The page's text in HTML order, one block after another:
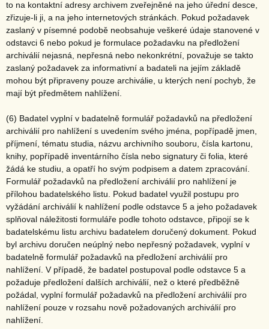
to na kontaktní adresy archivem zveřejněné na jeho úřední desce,
zřizuje-li ji, a na jeho internetových stránkách. Pokud požadavek
zaslaný v písemné podobě neobsahuje veškeré údaje stanovené v
odstavci 6 nebo pokud je formulace požadavku na předložení
archiválií nejasná, nepřesná nebo nekonkrétní, považuje se takto
zaslaný požadavek za informativní a badateli na jejím základě
mohou být připraveny pouze archiválie, u kterých není pochyb, že
mají být předmětem nahlížení.
(6) Badatel vyplní v badatelně formulář požadavků na předložení
archiválií pro nahlížení s uvedením svého jména, popřípadě jmen,
příjmení, tématu studia, názvu archivního souboru, čísla kartonu,
knihy, popřípadě inventárního čísla nebo signatury či folia, které
žádá ke studiu, a opatří ho svým podpisem a datem zpracování.
Formulář požadavků na předložení archiválií pro nahlížení je
přílohou badatelského listu. Pokud badatel využil postupu pro
vyžádání archiválií k nahlížení podle odstavce 5 a jeho požadavek
splňoval náležitosti formuláře podle tohoto odstavce, připojí se k
badatelskému listu archivu badatelem doručený dokument. Pokud
byl archivu doručen neúplný nebo nepřesný požadavek, vyplní v
badatelně formulář požadavků na předložení archiválií pro
nahlížení. V případě, že badatel postupoval podle odstavce 5 a
požaduje předložení dalších archiválií, než o které předběžně
požádal, vyplní formulář požadavků na předložení archiválií pro
nahlížení pouze v rozsahu nově požadovaných archiválií pro
nahlížení.